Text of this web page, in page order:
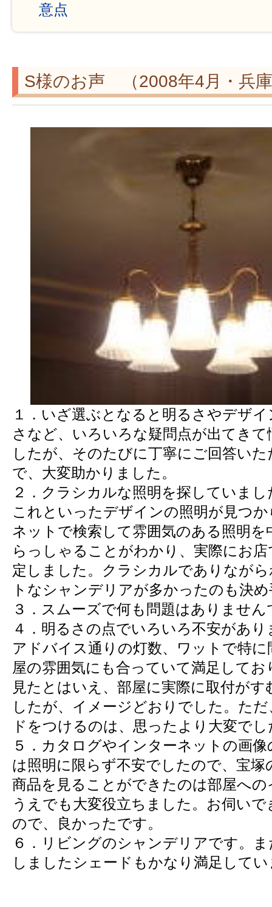
意点
S様のお声 （2008年4月・兵
１．いざ選ぶとなると明るさやデザ
さなど、いろいろな疑問点が出てき
したが、そのたびに丁寧にご回答い
で、大変助かりました。
２．クラシカルな照明を探していま
これといったデザインの照明が見つ
ネットで検索して雰囲気のある照明を
らっしゃることがわかり、実際にお
定しました。クラシカルでありなが
トなシャンデリアが多かったのも決
３．スムーズで何も問題はありません
４．明るさの点でいろいろ不安があ
アドバイス通りの灯数、ワットで特に
屋の雰囲気にも合っていて満足してお
見たとはいえ、部屋に実際に取付が
したが、イメージどおりでした。た
ドをつけるのは、思ったより大変でし
５．カタログやインターネットの画
は照明に限らず不安でしたので、宝塚
商品を見ることができたのは部屋へ
うえでも大変役立ちました。お伺い
ので、良かったです。
６．リビングのシャンデリアです。
しましたシェードもかなり満足して